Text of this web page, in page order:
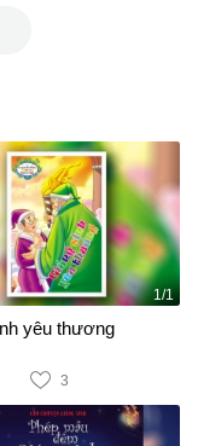
1/1
yêu thương
3